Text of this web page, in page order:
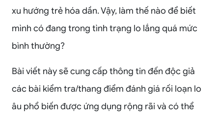
xu hướng trẻ hóa dần. Vậy, làm thế nào để biết
mình có đang trong tình trạng lo lắng quá mức
bình thường?
Bài viết này sẽ cung cấp thông tin đến độc giả
các bài kiểm tra/thang điểm đánh giá rối loạn lo
âu phổ biến được ứng dụng rộng rãi và có thể